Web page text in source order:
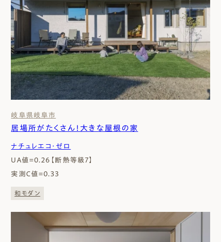
岐阜県 岐阜市
居場所がたくさん！大きな屋根の家
ナチュレエコ・ゼロ
UA値=0.26【断熱等級7】
実測C値=0.33
和モダン